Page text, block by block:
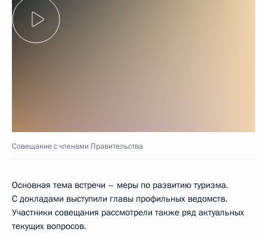
Совещание с членами Правительства
Основная тема встречи – меры по развитию туризма.
С докладами выступили главы профильных ведомств.
Участники совещания рассмотрели также ряд актуальных
текущих вопросов.